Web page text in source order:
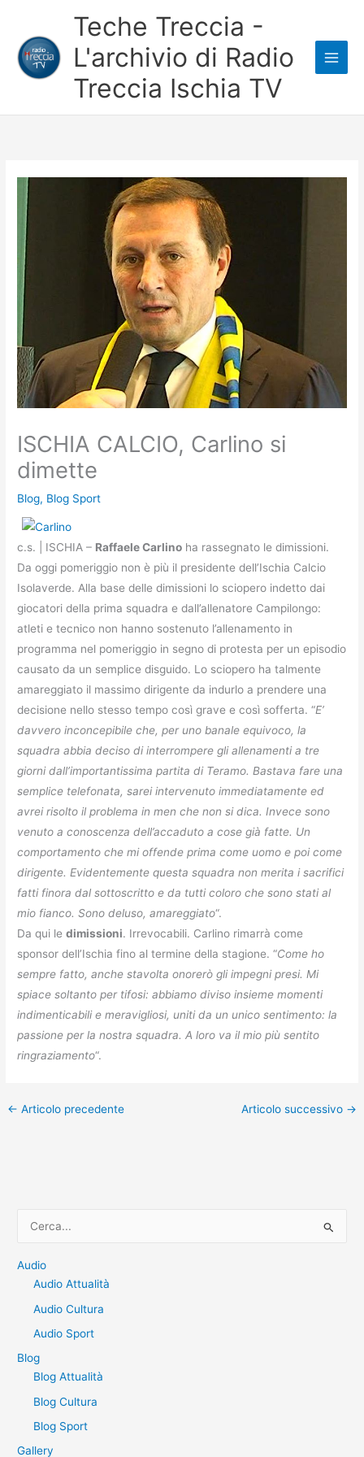
contenuto
Teche Treccia -
L'archivio di Radio
Treccia Ischia TV
ISCHIA CALCIO, Carlino si
dimette
Blog, Blog Sport
c.s. | ISCHIA – Raffaele Carlino ha rassegnato le dimissioni.
Da oggi pomeriggio non è più il presidente dell’Ischia Calcio
Isolaverde. Alla base delle dimissioni lo sciopero indetto dai
giocatori della prima squadra e dall’allenatore Campilongo:
atleti e tecnico non hanno sostenuto l’allenamento in
programma nel pomeriggio in segno di protesta per un episodio
causato da un semplice disguido. Lo sciopero ha talmente
amareggiato il massimo dirigente da indurlo a prendere una
decisione nello stesso tempo così grave e così sofferta. “E’
davvero inconcepibile che, per uno banale equivoco, la
squadra abbia deciso di interrompere gli allenamenti a tre
giorni dall’importantissima partita di Teramo. Bastava fare una
semplice telefonata, sarei intervenuto immediatamente ed
avrei risolto il problema in men che non si dica. Invece sono
venuto a conoscenza dell’accaduto a cose già fatte. Un
comportamento che mi offende prima come uomo e poi come
dirigente. Evidentemente questa squadra non merita i sacrifici
fatti finora dal sottoscritto e da tutti coloro che sono stati al
mio fianco. Sono deluso, amareggiato“.
Da qui ledimissioni. Irrevocabili. Carlino rimarrà come
sponsor dell’Ischia fino al termine della stagione. “Come ho
sempre fatto, anche stavolta onorerò gli impegni presi. Mi
spiace soltanto per tifosi: abbiamo diviso insieme momenti
indimenticabili e meravigliosi, uniti da un unico sentimento: la
passione per la nostra squadra. A loro va il mio più sentito
ringraziamento“.
← Articolo precedente Articolo successivo →
r
Audio
Audio Attualità
Audio Cultura
Audio Sport
Blog
Blog Attualità
Blog Cultura
Blog Sport
Gallery